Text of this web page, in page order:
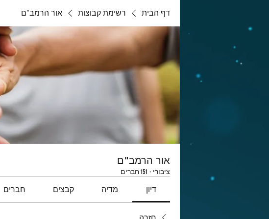
דף הבית רשימת קבוצות אור הרמב"ם
אור הרמב"ם
ציבורי · 151 חברים
דיון מדיה קבצים חברים